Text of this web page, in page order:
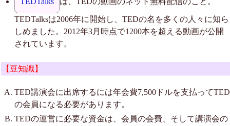
TEDTalksは2006年に開始し、TEDの名を多くの人々に知ら
しめました。2012年3月時点で1200本を超える動画が公開
されています。
【豆知識】
TED講演会に出席するには年会費7,500ドルを支払ってTED
の会員になる必要があります。
TEDの運営に必要な資金は、会員の会費、そして講演会の